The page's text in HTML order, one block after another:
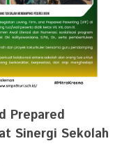
Prepared
Sinergi Sekolah